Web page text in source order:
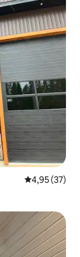
Note
4,95 (37)